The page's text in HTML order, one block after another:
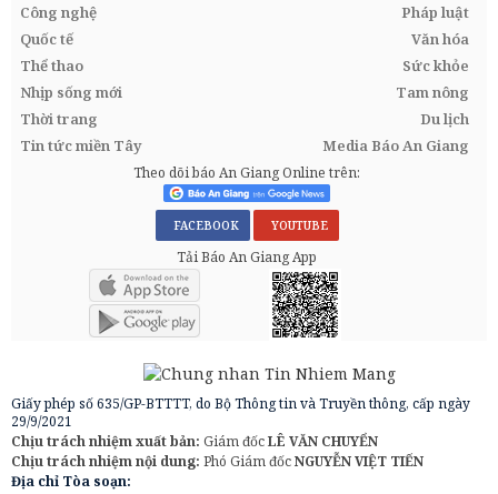
Công nghệ
Pháp luật
Quốc tế
Văn hóa
Thể thao
Sức khỏe
Nhịp sống mới
Tam nông
Thời trang
Du lịch
Tin tức miền Tây
Media Báo An Giang
Theo dõi báo An Giang Online trên:
FACEBOOK YOUTUBE
Tải Báo An Giang App
Giấy phép số 635/GP-BTTTT, do Bộ Thông tin và Truyền thông, cấp ngày
29/9/2021
Chịu trách nhiệm xuất bản: Giám đốcLÊ VĂN CHUYỂN
Chịu trách nhiệm nội dung: Phó Giám đốcNGUYỄN VIỆT TIẾN
Địa chỉ Tòa soạn: